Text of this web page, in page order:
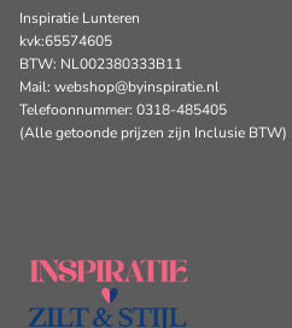
Inspiratie Lunteren
kvk:65574605
BTW: NL002380333B11
Mail: webshop@byinspiratie.nl
Telefoonnummer: 0318-485405
(Alle getoonde prijzen zijn Inclusie BTW)